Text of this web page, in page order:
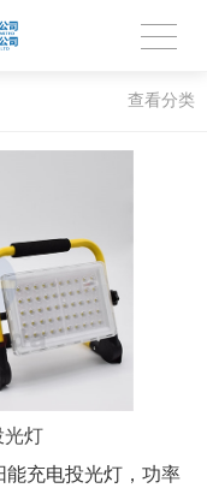
查看分类
光灯
能充电投光灯 ，功率